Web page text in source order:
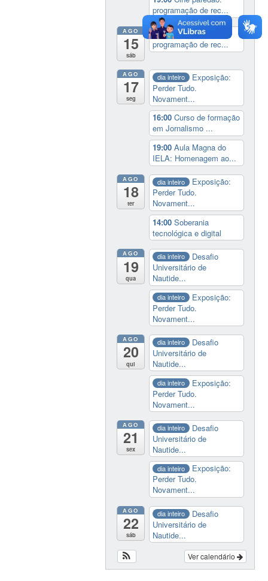
programação de rec...
AGO
15
sáb
19:00 Cine paredão:
programação de rec...
AGO
17
seg
dia inteiro
Exposição:
Perder Tudo.
Novament...
16:00Curso de formação
em Jornalismo ...
19:00Aula Magna do
IELA: Homenagem ao...
AGO
18
ter
dia inteiro
Exposição:
Perder Tudo.
Novament...
14:00Soberania
tecnológica e digital
AGO
19
qua
dia inteiro
Desafio
Universitário de
Nautide...
dia inteiro
Exposição:
Perder Tudo.
Novament...
AGO
20
qui
dia inteiro
Desafio
Universitário de
Nautide...
dia inteiro
Exposição:
Perder Tudo.
Novament...
AGO
21
sex
dia inteiro
Desafio
Universitário de
Nautide...
dia inteiro
Exposição:
Perder Tudo.
Novament...
AGO
22
sáb
dia inteiro
Desafio
Universitário de
Nautide...
Ver calendário